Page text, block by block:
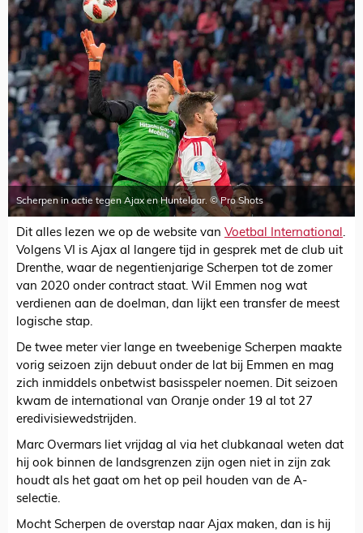
Scherpen in actie tegen Ajax en Huntelaar. © Pro Shots
Dit alles lezen we op de website van Voetbal International.
Volgens VI is Ajax al langere tijd in gesprek met de club uit
Drenthe, waar de negentienjarige Scherpen tot de zomer
van 2020 onder contract staat. Wil Emmen nog wat
verdienen aan de doelman, dan lijkt een transfer de meest
logische stap.
De twee meter vier lange en tweebenige Scherpen maakte
vorig seizoen zijn debuut onder de lat bij Emmen en mag
zich inmiddels onbetwist basisspeler noemen. Dit seizoen
kwam de international van Oranje onder 19 al tot 27
eredivisiewedstrijden.
Marc Overmars liet vrijdag al via het clubkanaal weten dat
hij ook binnen de landsgrenzen zijn ogen niet in zijn zak
houdt als het gaat om het op peil houden van de A-
selectie.
Mocht Scherpen de overstap naar Ajax maken, dan is hij